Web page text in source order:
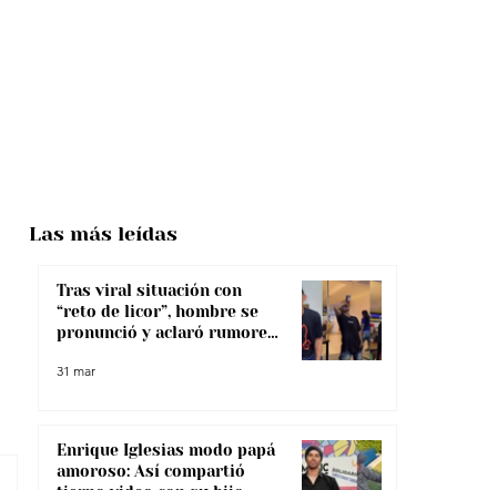
Tras viral situación con
“reto de licor”, hombre se
pronunció y aclaró rumores
31 mar
Enrique Iglesias modo papá
amoroso: Así compartió
Las más leídas